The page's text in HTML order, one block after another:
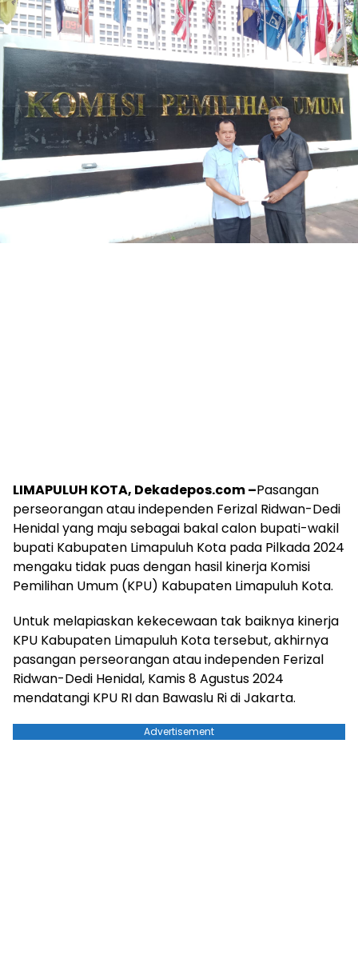
LIMAPULUH KOTA, Dekadepos.com –Pasangan
perseorangan atau independen Ferizal Ridwan-Dedi
Henidal yang maju sebagai bakal calon bupati-wakil
bupati Kabupaten Limapuluh Kota pada Pilkada 2024
mengaku tidak puas dengan hasil kinerja Komisi
Pemilihan Umum (KPU) Kabupaten Limapuluh Kota.
Untuk melapiaskan kekecewaan tak baiknya kinerja
KPU Kabupaten Limapuluh Kota tersebut, akhirnya
pasangan perseorangan atau independen Ferizal
Ridwan-Dedi Henidal, Kamis 8 Agustus 2024
mendatangi KPU RI dan Bawaslu Ri di Jakarta.
Advertisement